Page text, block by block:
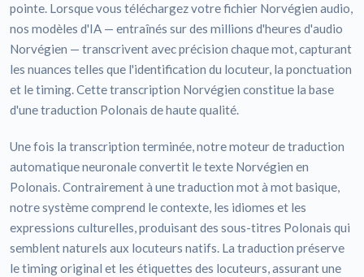
pointe. Lorsque vous téléchargez votre fichier Norvégien audio,
nos modèles d'IA — entraînés sur des millions d'heures d'audio
Norvégien — transcrivent avec précision chaque mot, capturant
les nuances telles que l'identification du locuteur, la ponctuation
et le timing. Cette transcription Norvégien constitue la base
d'une traduction Polonais de haute qualité.
Une fois la transcription terminée, notre moteur de traduction
automatique neuronale convertit le texte Norvégien en
Polonais. Contrairement à une traduction mot à mot basique,
notre système comprend le contexte, les idiomes et les
expressions culturelles, produisant des sous-titres Polonais qui
semblent naturels aux locuteurs natifs. La traduction préserve
le timing original et les étiquettes des locuteurs, assurant une